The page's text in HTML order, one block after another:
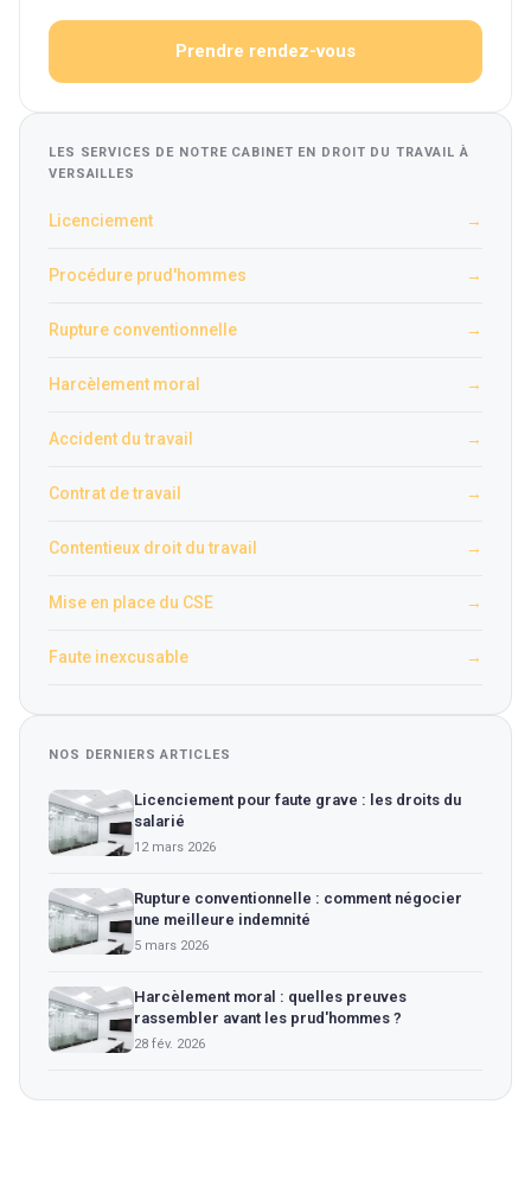
Prendre rendez-vous
LES SERVICES DE NOTRE CABINET EN DROIT DU TRAVAIL À
VERSAILLES
Licenciement →
Procédure prud'hommes →
Rupture conventionnelle →
Harcèlement moral →
Accident du travail →
Contrat de travail →
Contentieux droit du travail →
Mise en place du CSE →
Faute inexcusable →
NOS DERNIERS ARTICLES
Licenciement pour faute grave : les droits du
salarié
12 mars 2026
Rupture conventionnelle : comment négocier
une meilleure indemnité
5 mars 2026
Harcèlement moral : quelles preuves
rassembler avant les prud'hommes ?
28 fév. 2026